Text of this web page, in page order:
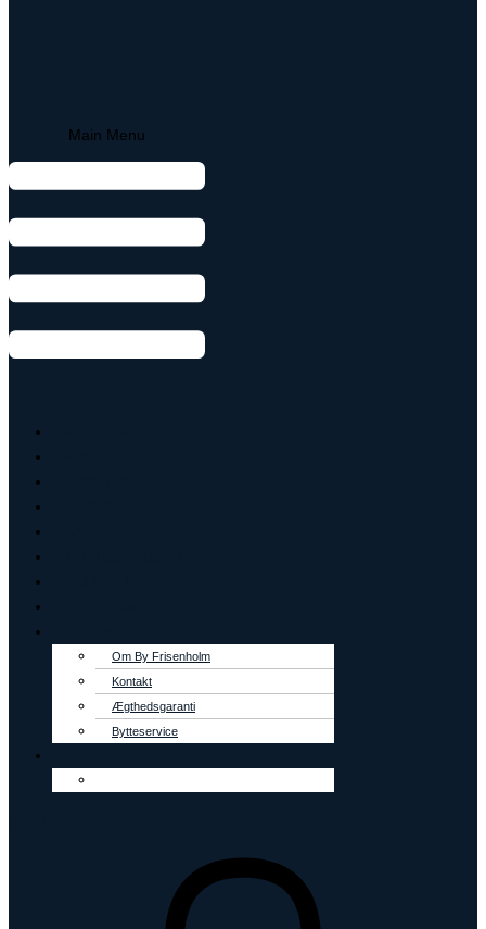
Main Menu
Om By Frisenholm
Kontakt
Ægthedsgaranti
Bytteservice